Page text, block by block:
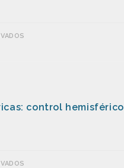
control hemisférico